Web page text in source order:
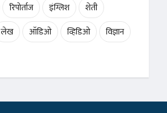
रिपोर्ताज इंग्लिश
शेती
लेख ऑडिओ व्हिडिओ
विज्ञान